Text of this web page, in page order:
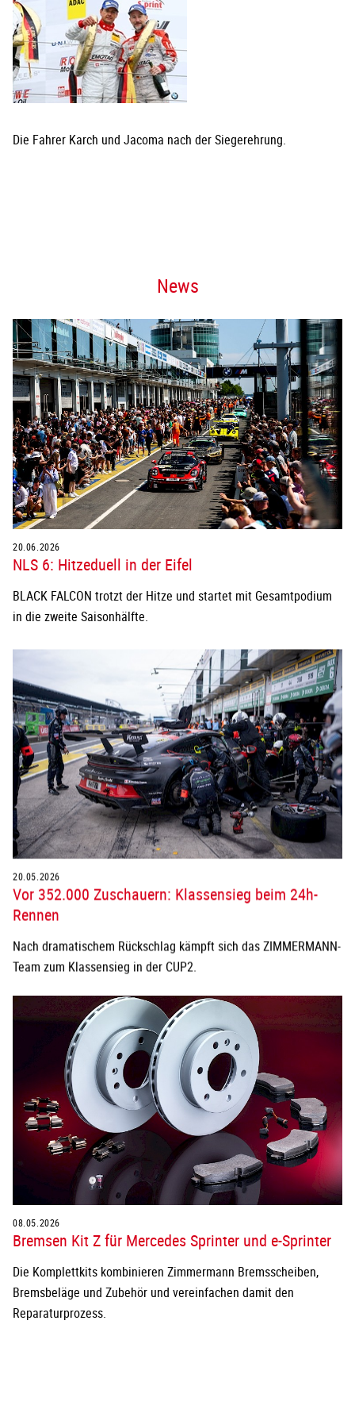
Die Fahrer Karch und Jacoma nach der Siegerehrung.
News
20.06.2026
NLS 6: Hitzeduell in der Eifel
BLACK FALCON trotzt der Hitze und startet mit Gesamtpodium
in die zweite Saisonhälfte.
20.05.2026
Vor 352.000 Zuschauern: Klassensieg beim 24h-
Rennen
Nach dramatischem Rückschlag kämpft sich das ZIMMERMANN-
Team zum Klassensieg in der CUP2.
08.05.2026
Bremsen Kit Z für Mercedes Sprinter und e-Sprinter
Die Komplettkits kombinieren Zimmermann Bremsscheiben,
Bremsbeläge und Zubehör und vereinfachen damit den
Reparaturprozess.